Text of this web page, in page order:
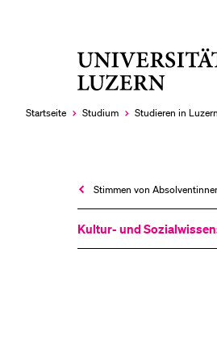
Startseite Studium Studieren in Luzern
Stimmen von
Kultur- und
LETZTE SUCHEN